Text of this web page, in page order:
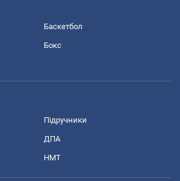
Баскетбол
Бокс
Підручники
ДПА
НМТ